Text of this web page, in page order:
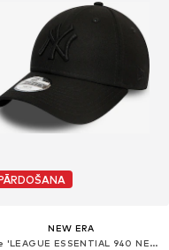
NEW ERA
Hūte 'LEAGUE ESSENTIAL 940 NEYYAN'